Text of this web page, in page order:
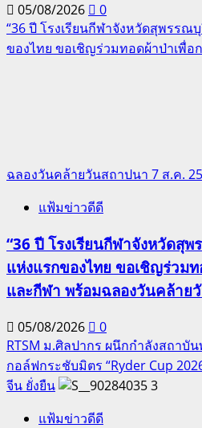
05/08/2026
0
“36 ปี โรงเรียนกีฬาจังหวัดสุพรรณ
ของไทย ขอเชิญร่วมทอดผ้าป่าเพื่อ
ฉลองวันคล้ายวันสถาปนา 7 ส.ค.
แฟ้มข่าวดีดี
“36 ปี โรงเรียนกีฬาจังหวัดสุพ
แห่งแรกของไทย ขอเชิญร่วม
และกีฬา พร้อมฉลองวันคล้าย
05/08/2026
0
RTSM ม.ศิลปากร ผนึกกำลังสถา
กอล์ฟกระชับมิตร “Ryder Cup
จีน ยั่งยืน
3
แฟ้มข่าวดีดี